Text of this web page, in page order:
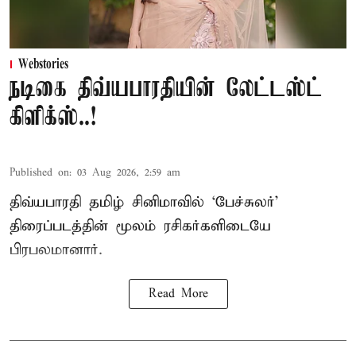
Webstories
நடிகை திவ்யபாரதியின் லேட்டஸ்ட்
கிளிக்ஸ்..!
Published on: 03 Aug 2026, 2:59 am
திவ்யபாரதி தமிழ் சினிமாவில் ‘பேச்சுலர்’
திரைப்படத்தின் மூலம் ரசிகர்களிடையே
பிரபலமானார்.
Read More